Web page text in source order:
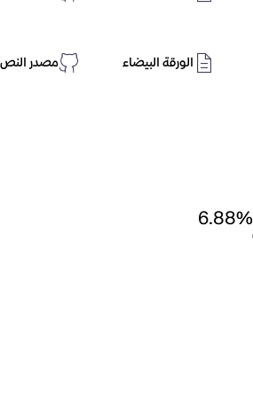
الورقة البيضاء مصدر النص